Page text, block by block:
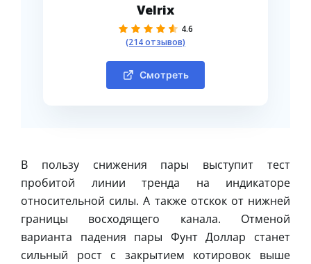
Velrix
4.6
(214 отзывов)
Смотреть
В пользу снижения пары выступит тест
пробитой линии тренда на индикаторе
относительной силы. А также отскок от нижней
границы восходящего канала. Отменой
варианта падения пары Фунт Доллар станет
сильный рост с закрытием котировок выше